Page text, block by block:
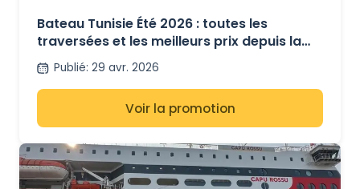
Bateau Tunisie Été 2026 : toutes les
traversées et les meilleurs prix depuis la
France et l’Italie
Publié: 29 avr. 2026
Voir la promotion